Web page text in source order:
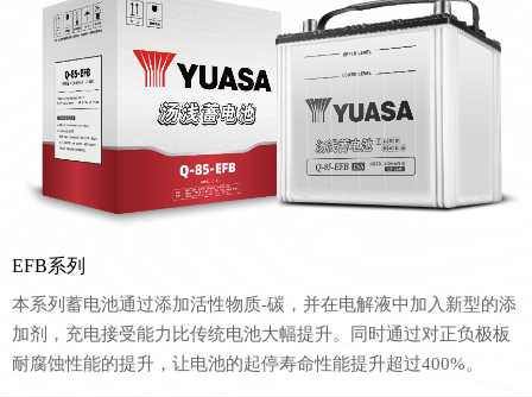
EFB系列
本系列蓄电池通过添加活性物质-碳，并在电解液中加入新型的添
加剂，充电接受能力比传统电池大幅提升。同时通过对正负极板
耐腐蚀性能的提升，让电池的起停寿命性能提升超过400%。